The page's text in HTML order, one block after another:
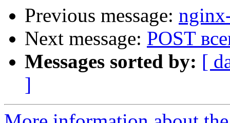
Previous message:
Next message: POST
Messages sorted by: [
]